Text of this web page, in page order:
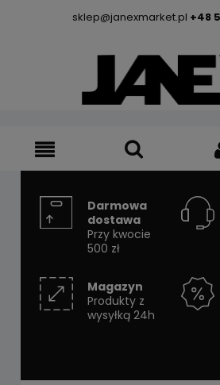
sklep@janexmarket.pl +48
Darmowa
dostawa
Przy kwocie
500 zł
Magazyn
Produkty z
wysyłką 24h